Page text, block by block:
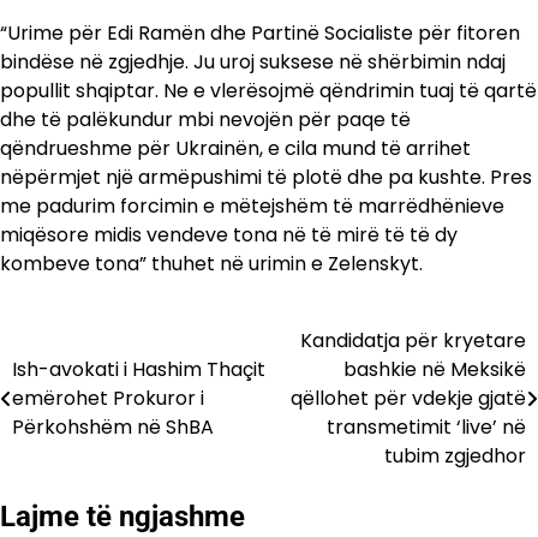
“Urime për Edi Ramën dhe Partinë Socialiste për fitoren
bindëse në zgjedhje. Ju uroj suksese në shërbimin ndaj
popullit shqiptar. Ne e vlerësojmë qëndrimin tuaj të qartë
dhe të palëkundur mbi nevojën për paqe të
qëndrueshme për Ukrainën, e cila mund të arrihet
nëpërmjet një armëpushimi të plotë dhe pa kushte. Pres
me padurim forcimin e mëtejshëm të marrëdhënieve
miqësore midis vendeve tona në të mirë të të dy
kombeve tona” thuhet në urimin e Zelenskyt.
te
postimet
Ish-avokati i Hashim Thaçit
emërohet Prokuror i
Përkohshëm në ShBA
Kandidatja për kryetare
bashkie në Meksikë
qëllohet për vdekje gjatë
transmetimit ‘live’ në
tubim zgjedhor
Lajme të ngjashme